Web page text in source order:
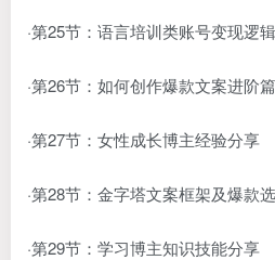
·第25节：语言培训类账号变现逻辑
·第26节：如何创作爆款文案进阶篇
·第27节：女性成长博主经验分享
·第28节：金字塔文案框架及爆款
·第29节：学习博主知识技能分享